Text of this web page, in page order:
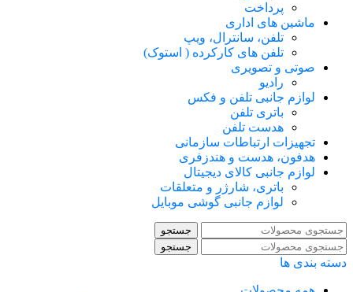
پرداخت
ماشین های اداری
تلفن، سانترال، ویپ
تلفن های کارکرده ( استوک)
صوتی و تصویری
رادیو
لوازم جانبی تلفن و فکس
باتری تلفن
هدست تلفن
تجهیزات ارتباطات سازمانی
هدفون، هدست و هندزفری
لوازم جانبی کالای دیجیتال
باتری، شارژر و متعلقات
لوازم جانبی گوشی موبایل
جستجو
جستجو
دسته بندی ها